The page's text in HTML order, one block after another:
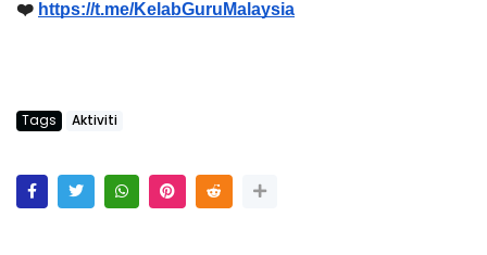
❤️ https://t.me/KelabGuruMalaysia
Tags Aktiviti